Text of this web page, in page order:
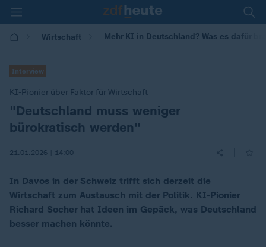
Wirtschaft Mehr KI in Deutschland? Was es dafür
Interview
KI-Pionier über Faktor für Wirtschaft
:"Deutschland muss weniger
bürokratisch werden"
21.01.2026 | 14:00
In Davos in der Schweiz trifft sich derzeit die
Wirtschaft zum Austausch mit der Politik. KI-Pionier
Richard Socher hat Ideen im Gepäck, was Deutschland
besser machen könnte.